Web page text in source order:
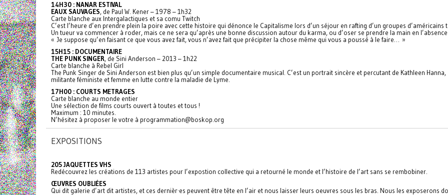
14H30 : NANAR ESTIVAL
EAUX SAUVAGES, de Paul W. Kener – 1978 – 1h32
Carte blanche aux Intergalactiques et sa comu Twitch
C’est l’heure d’en prendre plein la poire avec cette histoire qui dénonce le Capitalisme lors d’un séjour en rafting d’un groupes
Un tueur va commencer à roder, mais ce ne sera qu’après une bonne discussion autour du karma, ou d’oser se prendre la main en
« Je suppose qu’en faisant ce que vous avez fait, vous n’avez fait que précipiter la chose même qui vous a poussé à le faire… »
15H15 : DOCUMENTAIRE
THE PUNK SINGER, de Sini Anderson – 2013 – 1h22
Carte blanche à Rebel Girl
The Punk Singer de Sini Anderson est bien plus qu’un simple documentaire musical. C’est un portrait sincère et percutant de Kathleen
militante féministe et femme en lutte contre la maladie de Lyme.
17H00 : COURTS METRAGES
Carte blanche au monde entier
Une sélection de films courts ouvert à toutes et tous !
Maximum : 10 minutes.
N’hésitez à proposer le votre à programmation@boskop.org
EXPOSITIONS
205 JAQUETTES VHS
Redécouvrez les créations de 113 artistes pour l’expostion collective qui a retourné le monde et l’histoire de l’art sans se rembobiner.
ŒUVRES OUBLIÉES
Qui dit galerie d’art dit artistes, et ces dernièr·es peuvent être tête en l’air et nous laisser leurs oeuvres sous les bras. Nous les exposerons